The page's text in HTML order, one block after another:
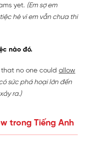
yet. (Em sợ em
hè vì em vẫn chưa thi
nào đó.
no one could allow
sức phá hoại lớn đến
ra.)
trong Tiếng Anh